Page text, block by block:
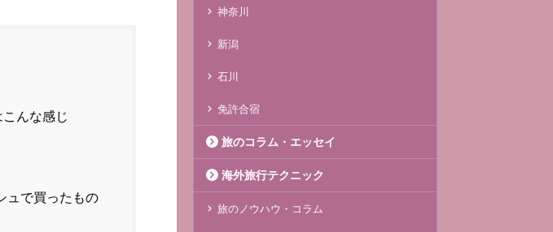
んな感じ
ュで買ったもの
神奈川
新潟
石川
免許合宿
旅のコラム・エッセイ
海外旅行テクニック
旅のノウハウ・コラム